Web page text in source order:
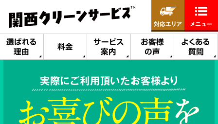
選ばれる
理由
料金
サービス
案内
お客様
の声
よくある
質問
対応エリア メニュー
実際にご利用頂いたお客様より